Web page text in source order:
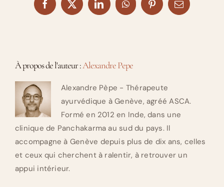
Facebook
X LinkedInWhatsAppPinterestEmail
À propos de l'auteur :Alexandre Pepe
Alexandre Pèpe - Thérapeute
ayurvédique à Genève, agréé ASCA.
Formé en 2012 en Inde, dans une
clinique de Panchakarma au sud du pays. Il
accompagne à Genève depuis plus de dix ans, celles
et ceux qui cherchent à ralentir, à retrouver un
appui intérieur.